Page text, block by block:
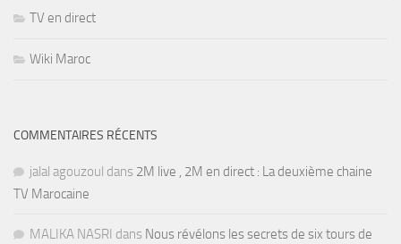
TV en direct
Wiki Maroc
COMMENTAIRES RÉCENTS
jalal agouzoul dans 2M live , 2M en direct : La deuxième chaine
TV Marocaine
MALIKA NASRI dans Nous révélons les secrets de six tours de